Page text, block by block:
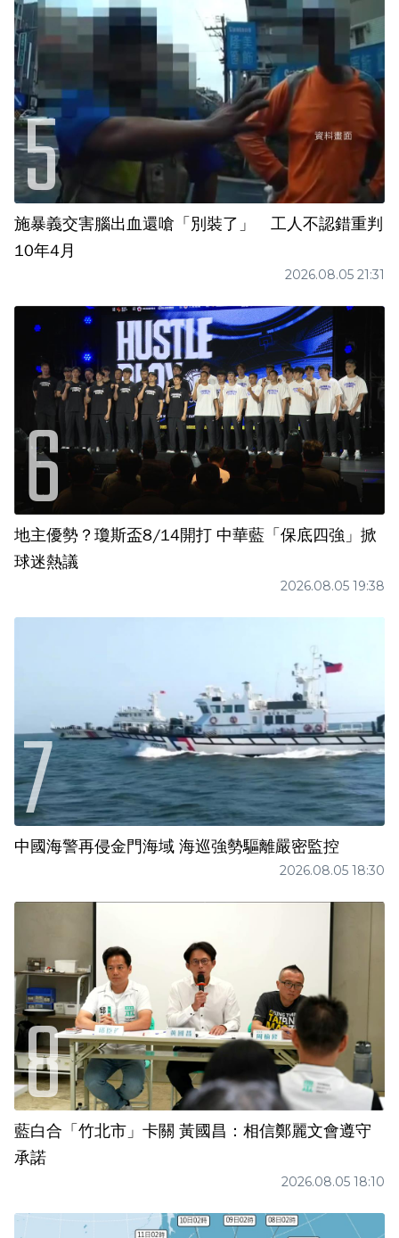
施暴義交害腦出血還嗆「別裝了」 工人不認錯重判
10年4月
2026.08.05 21:31
地主優勢？瓊斯盃8/14開打 中華藍「保底四強」掀
球迷熱議
2026.08.05 19:38
中國海警再侵金門海域 海巡強勢驅離嚴密監控
2026.08.05 18:30
藍白合「竹北市」卡關 黃國昌：相信鄭麗文會遵守
承諾
2026.08.05 18:10